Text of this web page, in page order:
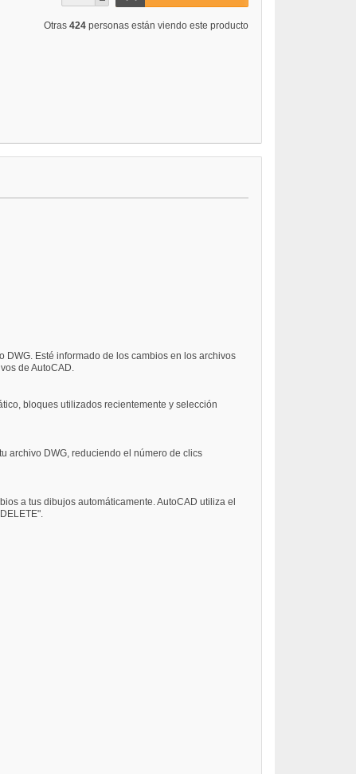
Otras 424 personas están viendo este producto
Esté informado de los cambios en los archivos
de AutoCAD.
bloques utilizados recientemente y selección
archivo DWG, reduciendo el número de clics
a tus dibujos automáticamente. AutoCAD utiliza el